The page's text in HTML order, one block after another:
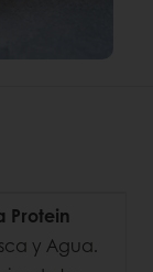
Protein
y Agua.